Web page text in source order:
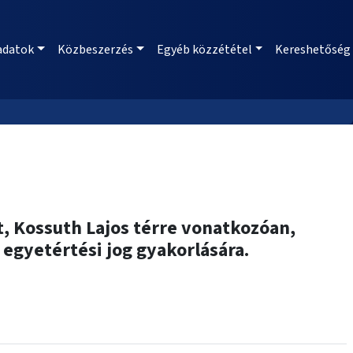
Közbeszerzés Egyéb közzététel Kereshetőség
Kossuth Lajos térre vonatkozóan,
jog gyakorlására.